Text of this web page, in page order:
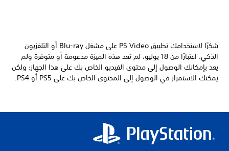
شكرًا لاستخدامك تطبيق PS Video على مشغل Blu-ray أو التلفزيون
الذكي. اعتبارًا من 18 يوليو، لم تعد هذه الميزة مدعومة أو متوفرة ولم
يعد بإمكانك الوصول إلى محتوى الفيديو الخاص بك على هذا الجهاز؛ ولكن
يمكنك الاستمرار في الوصول إلى المحتوى الخاص بك على PS5 أو PS4.